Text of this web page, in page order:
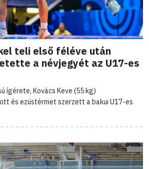
teli első féléve után
a névjegyét az U17-es
ígérete, Kovács Keve (55 kg)
és ezüstérmet szerzett a bakui U17-es